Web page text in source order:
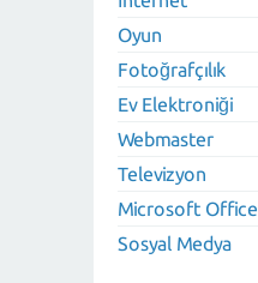
Oyun
Fotoğrafçılık
Ev Elektroniği
Webmaster
Televizyon
Microsoft Office
Sosyal Medya